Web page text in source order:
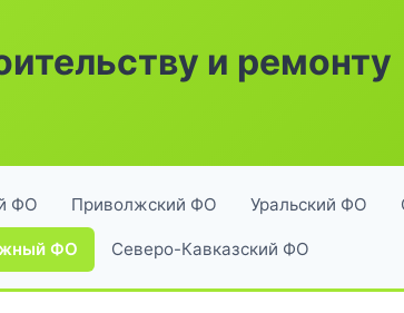
и ремонту
ФО Приволжский ФО Уральский ФО
ФО Северо-Кавказский ФО